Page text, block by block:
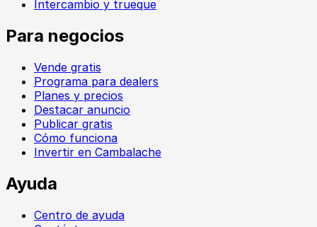
Intercambio y trueque
Para negocios
Vende gratis
Programa para dealers
Planes y precios
Destacar anuncio
Publicar gratis
Cómo funciona
Invertir en Cambalache
Ayuda
Centro de ayuda